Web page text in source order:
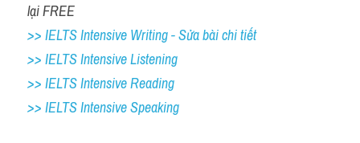
lại FREE
>> IELTS Intensive Writing - Sửa bài chi tiết
>> IELTS Intensive Listening
>> IELTS Intensive Reading
>> IELTS Intensive Speaking